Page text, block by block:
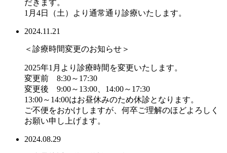
だきます。
1月4日（土）より通常通り診療いたします。
2024.11.21
＜診療時間変更のお知らせ＞
2025年1月より診療時間を変更いたします。
変更前 8:30～17:30
変更後 9:00～13:00、14:00～17:30
13:00～14:00はお昼休みのため休診となります。
ご不便をおかけしますが、何卒ご理解のほどよろしく
お願い申し上げます。
2024.08.29